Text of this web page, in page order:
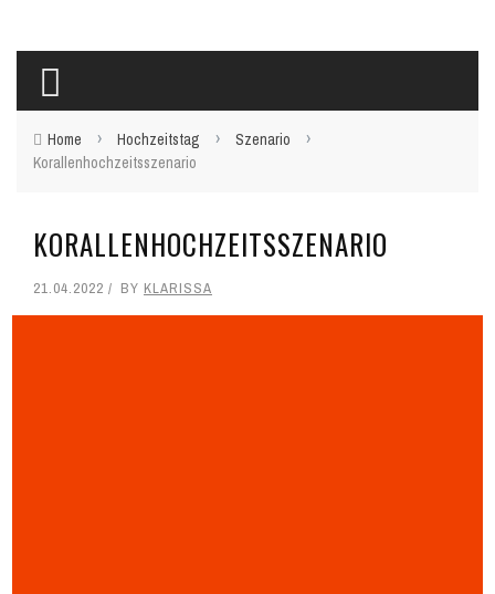
Home › Hochzeitstag › Szenario ›
Korallenhochzeitsszenario
KORALLENHOCHZEITSSZENARIO
21.04.2022 BY KLARISSA